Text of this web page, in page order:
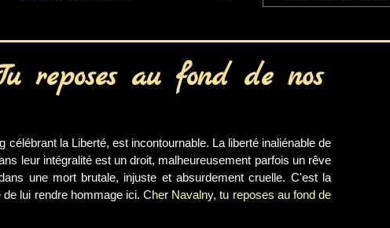
personnel
reposes au fond de nos
la Liberté, est incontournable. La liberté inaliénable de
leur intégralité est un droit, malheureusement parfois un rêve
une mort brutale, injuste et absurdement cruelle. C'est la
de lui rendre hommage ici. Cher Navalny, tu reposes au fond de